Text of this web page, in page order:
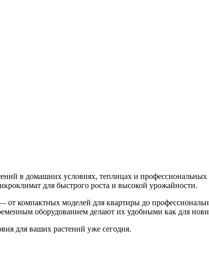
в домашних условиях, теплицах и профессиональных
для быстрого роста и высокой урожайности.
от компактных моделей для квартиры до
оборудованием делают их удобными как для
для ваших растений уже сегодня.